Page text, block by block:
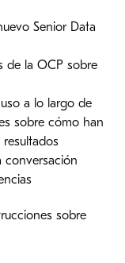
Senior Data
de la OCP sobre
a lo largo de
sobre cómo han
conversación
sobre